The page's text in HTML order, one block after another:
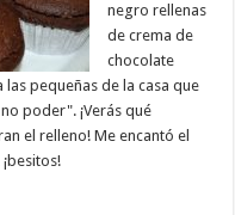
negro rellenas
de crema de
chocolate
pequeñas de la casa que
poder". ¡Verás qué
el relleno! Me encantó el